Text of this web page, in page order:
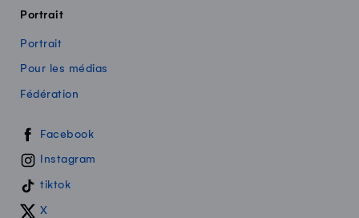
Portrait
Portrait
Pour les médias
Fédération
Swissmilk sur les réseaux sociaux
Facebook
Instagram
tiktok
X